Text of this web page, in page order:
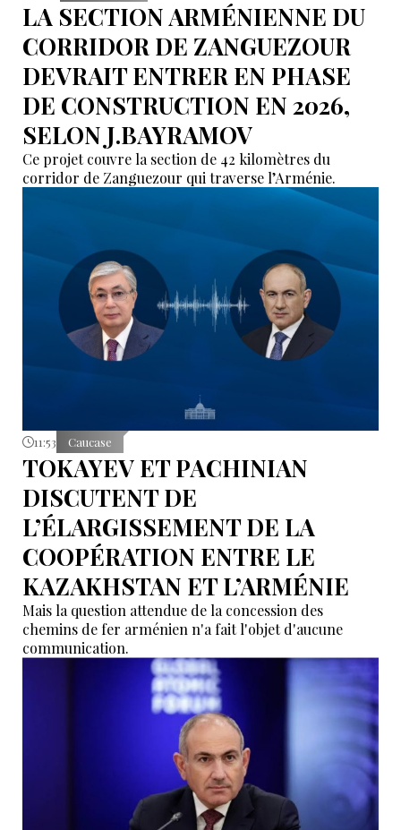
LA SECTION ARMÉNIENNE DU
CORRIDOR DE ZANGUEZOUR
DEVRAIT ENTRER EN PHASE
DE CONSTRUCTION EN 2026,
SELON J.BAYRAMOV
Ce projet couvre la section de 42 kilomètres du
corridor de Zanguezour qui traverse l’Arménie.
11:53 Caucase
TOKAYEV ET PACHINIAN
DISCUTENT DE
L’ÉLARGISSEMENT DE LA
COOPÉRATION ENTRE LE
KAZAKHSTAN ET L’ARMÉNIE
Mais la question attendue de la concession des
chemins de fer arménien n'a fait l'objet d'aucune
communication.